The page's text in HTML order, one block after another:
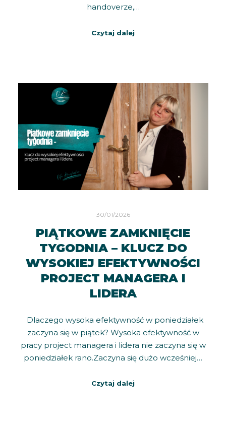
handoverze,…
Czytaj dalej
30/01/2026
PIĄTKOWE ZAMKNIĘCIE
TYGODNIA – KLUCZ DO
WYSOKIEJ EFEKTYWNOŚCI
PROJECT MANAGERA I
LIDERA
Dlaczego wysoka efektywność w poniedziałek
zaczyna się w piątek? Wysoka efektywność w
pracy project managera i lidera nie zaczyna się w
poniedziałek rano.Zaczyna się dużo wcześniej…
Czytaj dalej